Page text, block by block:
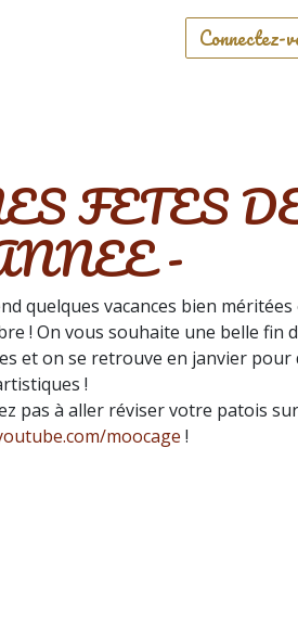
Connectez-
FETES
-
quelques vacances bien
! On vous souhaite une belle fin
et on se retrouve en janvier pour
!
pas à aller réviser votre patois
moocage !